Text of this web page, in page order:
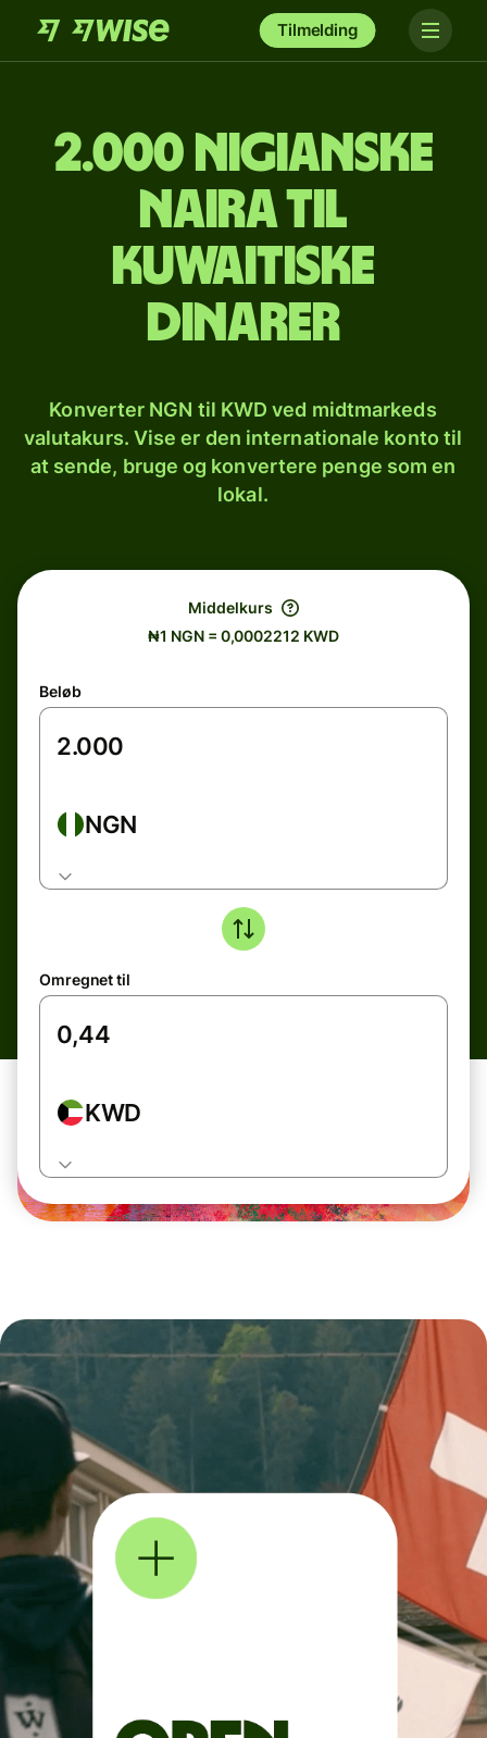
Tilmelding
2.000 nigianske
naira til
kuwaitiske
dinarer
Konverter NGN til KWD ved midtmarkeds
valutakurs. Vise er den internationale konto til
at sende, bruge og konvertere penge som en
lokal.
Middelkurs
₦1 NGN = 0,0002212 KWD
Beløb
NGN
Omregnet til
KWD